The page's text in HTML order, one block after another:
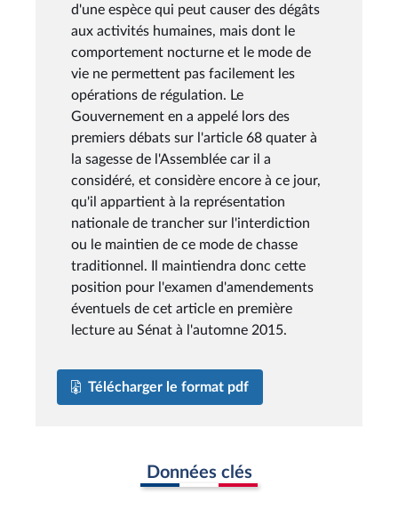
d'une espèce qui peut causer des dégâts
aux activités humaines, mais dont le
comportement nocturne et le mode de
vie ne permettent pas facilement les
opérations de régulation. Le
Gouvernement en a appelé lors des
premiers débats sur l'article 68 quater à
la sagesse de l'Assemblée car il a
considéré, et considère encore à ce jour,
qu'il appartient à la représentation
nationale de trancher sur l'interdiction
ou le maintien de ce mode de chasse
traditionnel. Il maintiendra donc cette
position pour l'examen d'amendements
éventuels de cet article en première
lecture au Sénat à l'automne 2015.
Télécharger le format pdf
Données clés